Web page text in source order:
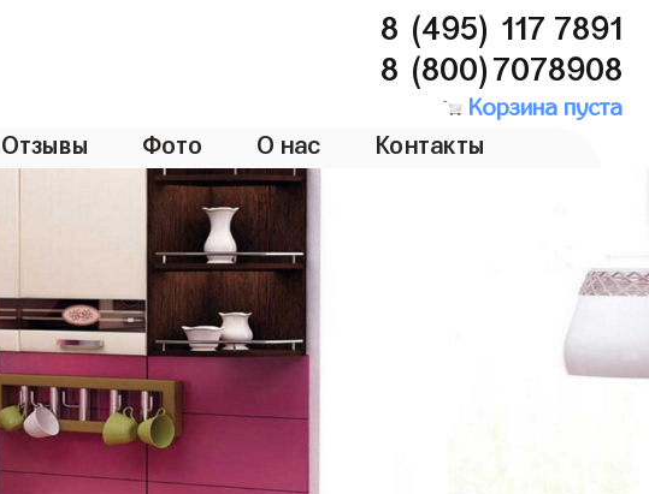
8 (495) 117 7891
8 (800)7078908
Корзина пуста
Отзывы Фото О нас Контакты